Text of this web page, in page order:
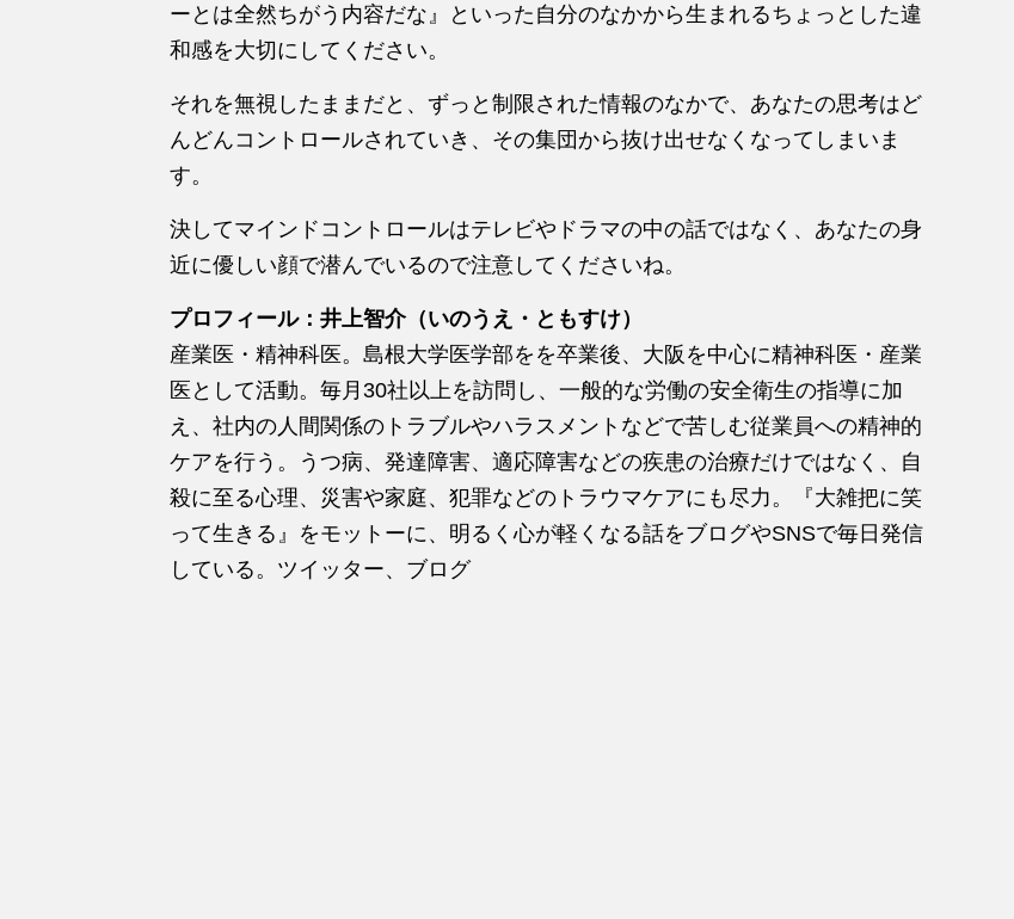
ーとは全然ちがう内容だな』といった自分のなかから生まれるちょっとした違
和感を大切にしてください。
それを無視したままだと、ずっと制限された情報のなかで、あなたの思考はど
んどんコントロールされていき、その集団から抜け出せなくなってしまいま
す。
決してマインドコントロールはテレビやドラマの中の話ではなく、あなたの身
近に優しい顔で潜んでいるので注意してくださいね。
プロフィール：井上智介（いのうえ・ともすけ）
産業医・精神科医。島根大学医学部をを卒業後、大阪を中心に精神科医・産業
医として活動。毎月30社以上を訪問し、一般的な労働の安全衛生の指導に加
え、社内の人間関係のトラブルやハラスメントなどで苦しむ従業員への精神的
ケアを行う。うつ病、発達障害、適応障害などの疾患の治療だけではなく、自
殺に至る心理、災害や家庭、犯罪などのトラウマケアにも尽力。『大雑把に笑
って生きる』をモットーに、明るく心が軽くなる話をブログやSNSで毎日発信
している。ツイッター、ブログ